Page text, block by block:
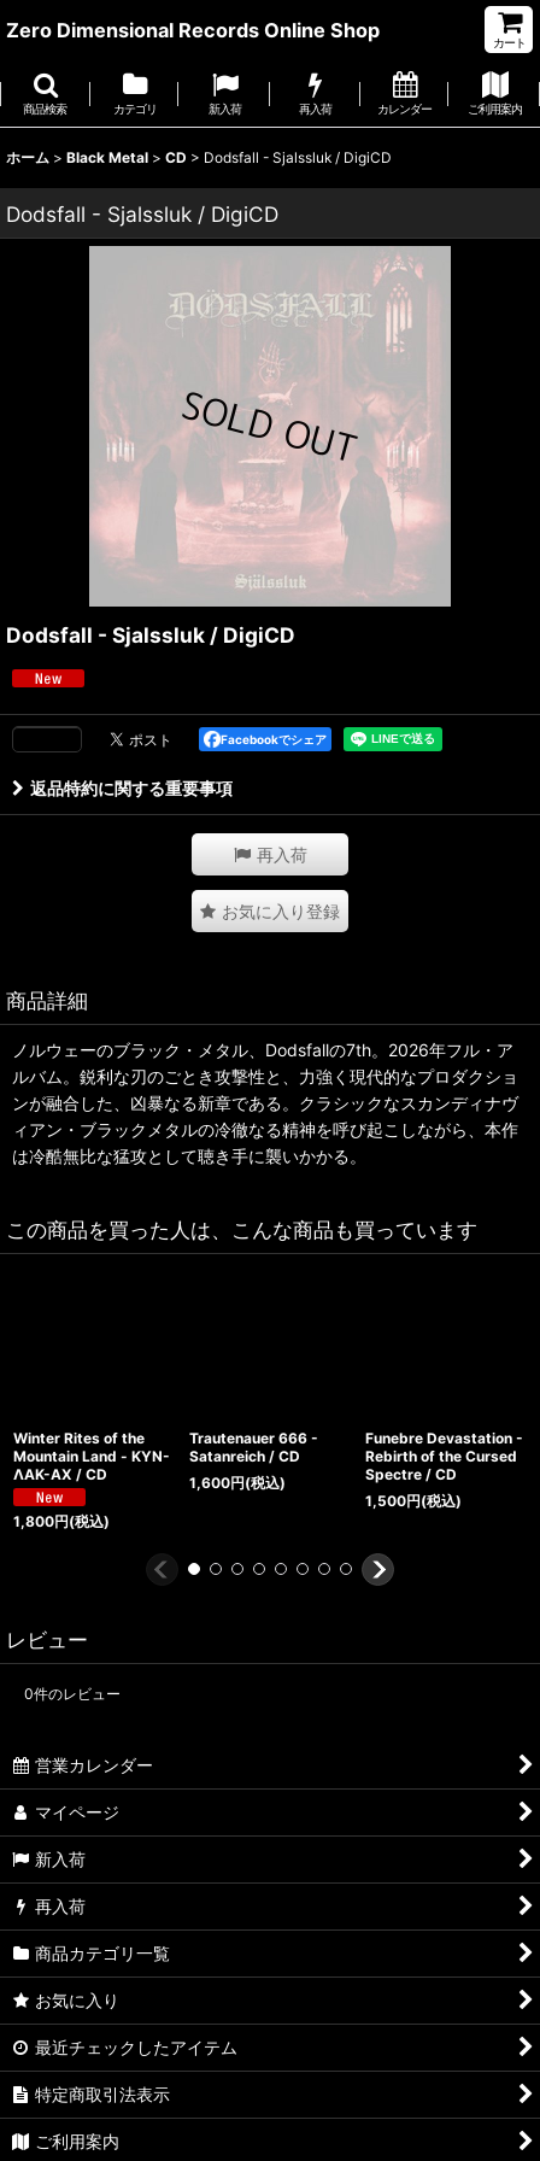
Zero Dimensional Records Online Shop
カート
商品検索 カテゴリ 新入荷 再入荷 カレンダー ご利用案内
ホーム > Black Metal > CD > Dodsfall - Sjalssluk / DigiCD
Dodsfall - Sjalssluk / DigiCD
Dodsfall - Sjalssluk / DigiCD
Facebookでシェア
返品特約に関する重要事項
再入荷
お気に入り登録
商品詳細
ノルウェーのブラック・メタル、Dodsfallの7th。2026年フル・ア
ルバム。鋭利な刃のごとき攻撃性と、力強く現代的なプロダクショ
ンが融合した、凶暴なる新章である。クラシックなスカンディナヴ
ィアン・ブラックメタルの冷徹なる精神を呼び起こしながら、本作
は冷酷無比な猛攻として聴き手に襲いかかる。
この商品を買った人は、こんな商品も買っています
Winter Rites of the
Mountain Land - ΚΥΝ-
ΛΑΚ-ΑΧ / CD
1,800円(税込)
Trautenauer 666 -
Satanreich / CD
1,600円(税込)
Funebre Devastation -
Rebirth of the Cursed
Spectre / CD
1,500円(税込)
レビュー
0件のレビュー
営業カレンダー
マイページ
新入荷
再入荷
商品カテゴリ一覧
お気に入り
最近チェックしたアイテム
特定商取引法表示
ご利用案内